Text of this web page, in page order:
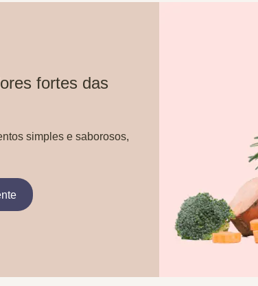
fortes das
simples e saborosos,